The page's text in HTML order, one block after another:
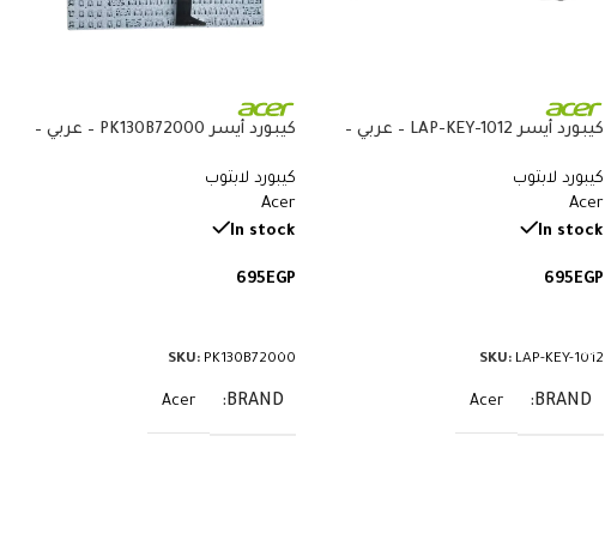
كيبورد أيسر LAP-KEY-1012 – عربي –
و3680 و5050 و5580 و5600
كيبورد لابتوب
Acer
In stock
695EGP
SKU: LAP-KEY-1012
BRAND
Acer
كيبورد أيسر PK130B72000 – عربي –
و5732 و5734 و5517 و5534 و5516
كيبورد لابتوب
Acer
In stock
695EGP
SKU: PK130B72000
BRAND
Acer